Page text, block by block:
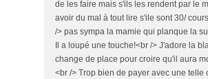
de les faire mais s'ils les rendent par le
avoir du mal à tout lire s'ile sont 30/
/> pas sympa la mamie qui planque la
Il a loupé une touche!<br /> J'adore la
change de place pour croire qu'il aura
<br /> Trop bien de payer avec une telle